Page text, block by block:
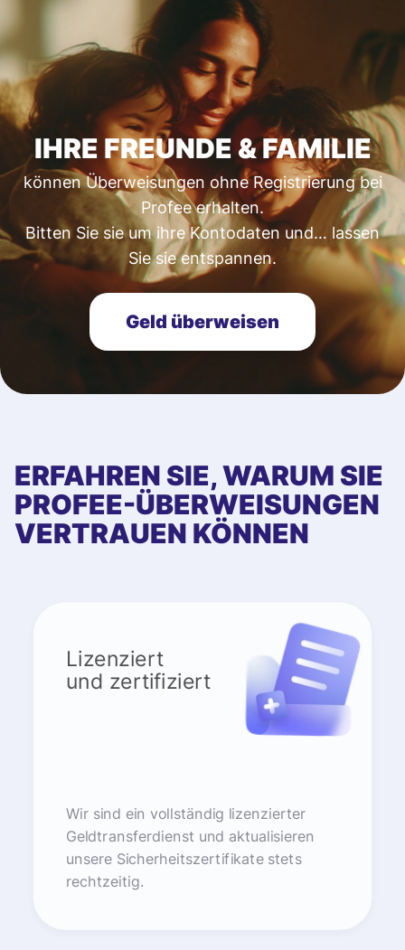
IHRE FREUNDE & FAMILIE
können Überweisungen ohne Registrierung bei
Profee erhalten.
Bitten Sie sie um ihre Kontodaten und… lassen
Sie sie entspannen.
Geld überweisen
ERFAHREN SIE, WARUM SIE
PROFEE-ÜBERWEISUNGEN
VERTRAUEN KÖNNEN
Lizenziert
und zertifiziert
Wir sind ein vollständig lizenzierter
Geldtransferdienst und aktualisieren
unsere Sicherheitszertifikate stets
rechtzeitig.